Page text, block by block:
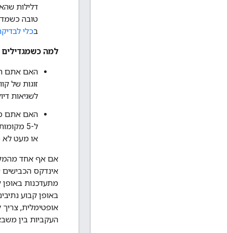
דלילות
טובה
בכלי
למה כשמגדילים
האם אתם
לשגיאות
האם אתם
ל-5
או מעט לא
אם אף אחד
מתעדכנות באופן
באופן קבוע
אופטימלית,
העקביות בין